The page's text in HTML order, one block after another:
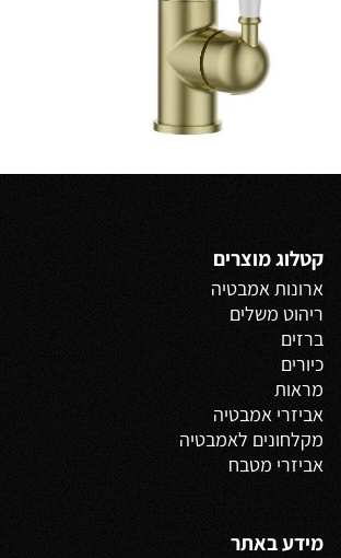
קטלוג מוצרים
ארונות אמבטיה
ריהוט משלים
ברזים
כיורים
מראות
אביזרי אמבטיה
מקלחונים לאמבטיה
אביזרי מטבח
מידע באתר